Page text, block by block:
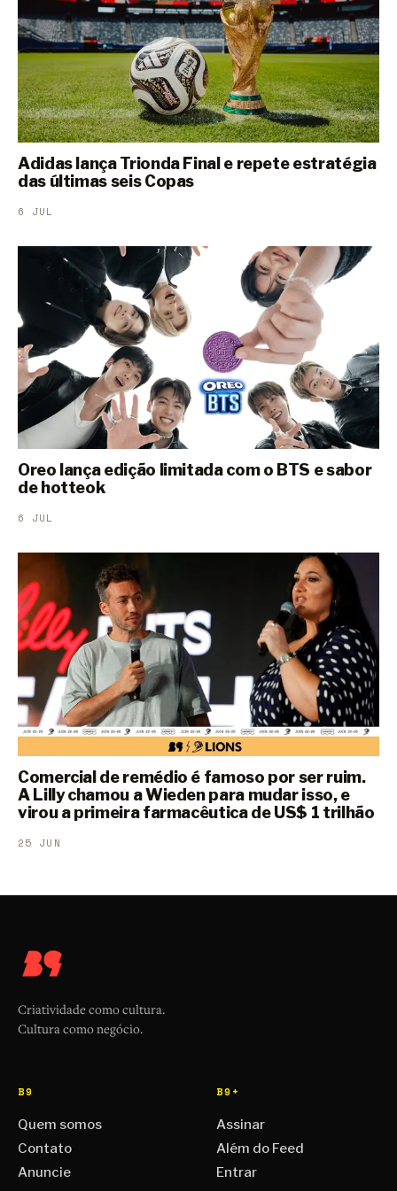
Adidas lança Trionda Final e repete estratégia
das últimas seis Copas
6 JUL
Oreo lança edição limitada com o BTS e sabor
de hotteok
6 JUL
Comercial de remédio é famoso por ser ruim.
A Lilly chamou a Wieden para mudar isso, e
virou a primeira farmacêutica de US$ 1 trilhão
25 JUN
Criatividade como cultura.
Cultura como negócio.
B9
Quem somos
Contato
Anuncie
B9+
Assinar
Além do Feed
Entrar